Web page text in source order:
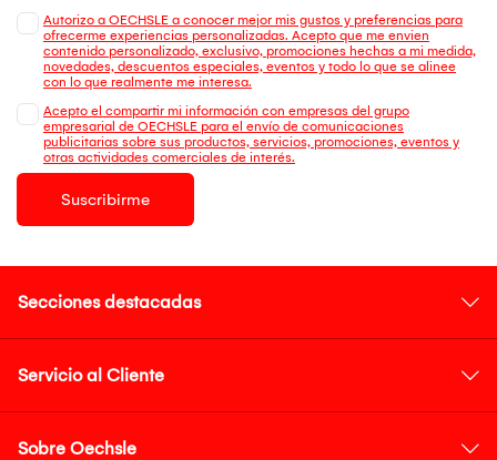
Autorizo a OECHSLE a conocer mejor mis gustos y preferencias para
ofrecerme experiencias personalizadas. Acepto que me envien
contenido personalizado, exclusivo, promociones hechas a mi medida,
novedades, descuentos especiales, eventos y todo lo que se alinee
con lo que realmente me interesa.
Acepto el compartir mi información con empresas del grupo
empresarial de OECHSLE para el envío de comunicaciones
publicitarias sobre sus productos, servicios, promociones, eventos y
otras actividades comerciales de interés.
Suscribirme
Secciones destacadas
Servicio al Cliente
Sobre Oechsle